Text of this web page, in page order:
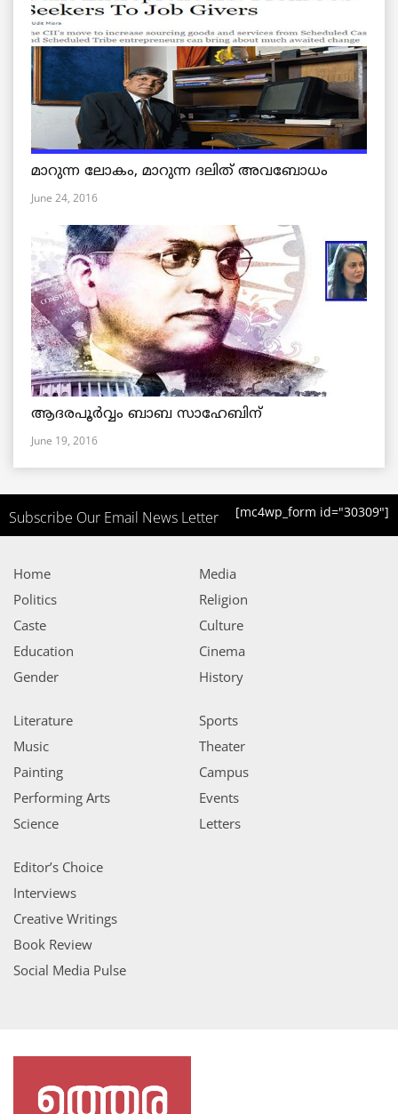
മാറുന്ന ലോകം, മാറുന്ന ദലിത് അവബോധം
June 24, 2016
ആദരപൂര്‍വ്വം ബാബ സാഹേബിന്
June 19, 2016
Subscribe Our Email News Letter [mc4wp_form id="30309"]
Home
Politics
Caste
Education
Gender
Media
Religion
Culture
Cinema
History
Literature
Music
Painting
Performing Arts
Science
Sports
Theater
Campus
Events
Letters
Editor’s Choice
Interviews
Creative Writings
Book Review
Social Media Pulse